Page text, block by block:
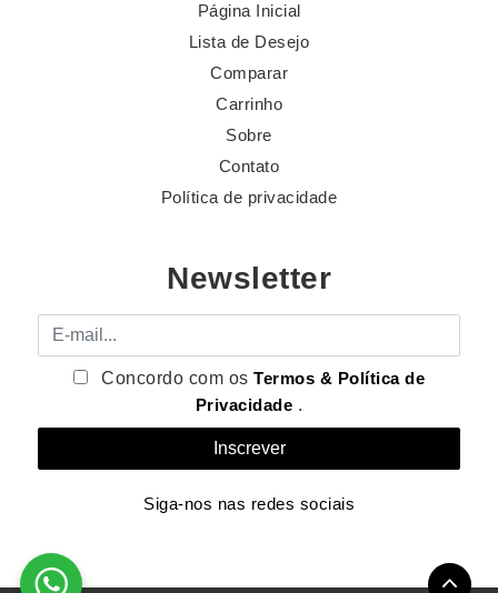
Página Inicial
Lista de Desejo
Comparar
Carrinho
Sobre
Contato
Política de privacidade
Newsletter
E-mail
Concordo com osTermos & Política de
Privacidade .
Siga-nos nas redes sociais